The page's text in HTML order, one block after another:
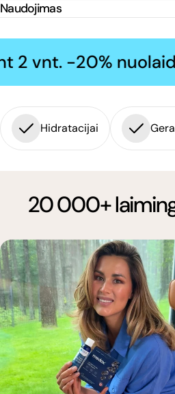
Naudojimas
vnt. -20%
Hidratacijai
20 000+